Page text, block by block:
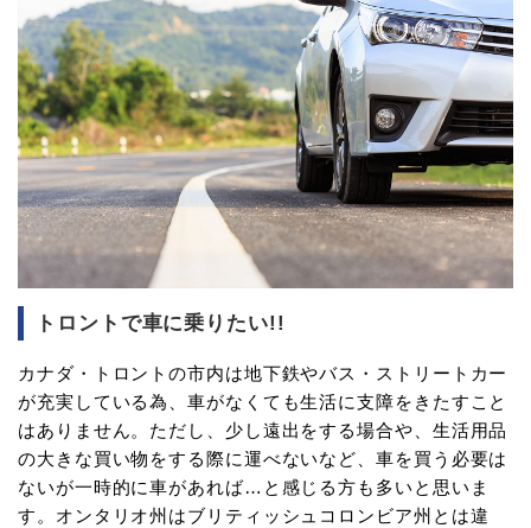
トロントで車に乗りたい!!
カナダ・トロントの市内は地下鉄やバス・ストリートカー
が充実している為、車がなくても生活に支障をきたすこと
はありません。ただし、少し遠出をする場合や、生活用品
の大きな買い物をする際に運べないなど、車を買う必要は
ないが一時的に車があれば…と感じる方も多いと思いま
す。オンタリオ州はブリティッシュコロンビア州とは違